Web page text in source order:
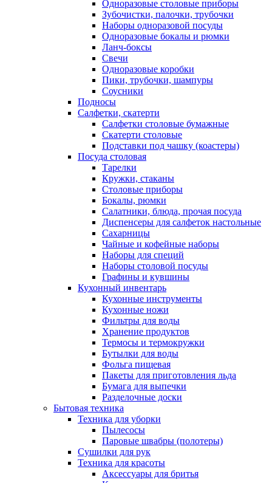
Одноразовые столовые приборы
Зубочистки, палочки, трубочки
Наборы одноразовой посуды
Одноразовые бокалы и рюмки
Ланч-боксы
Свечи
Одноразовые коробки
Пики, трубочки, шампуры
Соусники
Подносы
Салфетки, скатерти
Салфетки столовые бумажные
Скатерти столовые
Подставки под чашку (коастеры)
Посуда столовая
Тарелки
Кружки, стаканы
Столовые приборы
Бокалы, рюмки
Салатники, блюда, прочая посуда
Диспенсеры для салфеток настольные
Сахарницы
Чайные и кофейные наборы
Наборы для специй
Наборы столовой посуды
Графины и кувшины
Кухонный инвентарь
Кухонные инструменты
Кухонные ножи
Фильтры для воды
Хранение продуктов
Термосы и термокружки
Бутылки для воды
Фольга пищевая
Пакеты для приготовления льда
Бумага для выпечки
Разделочные доски
Бытовая техника
Техника для уборки
Пылесосы
Паровые швабры (полотеры)
Сушилки для рук
Техника для красоты
Аксессуары для бритья